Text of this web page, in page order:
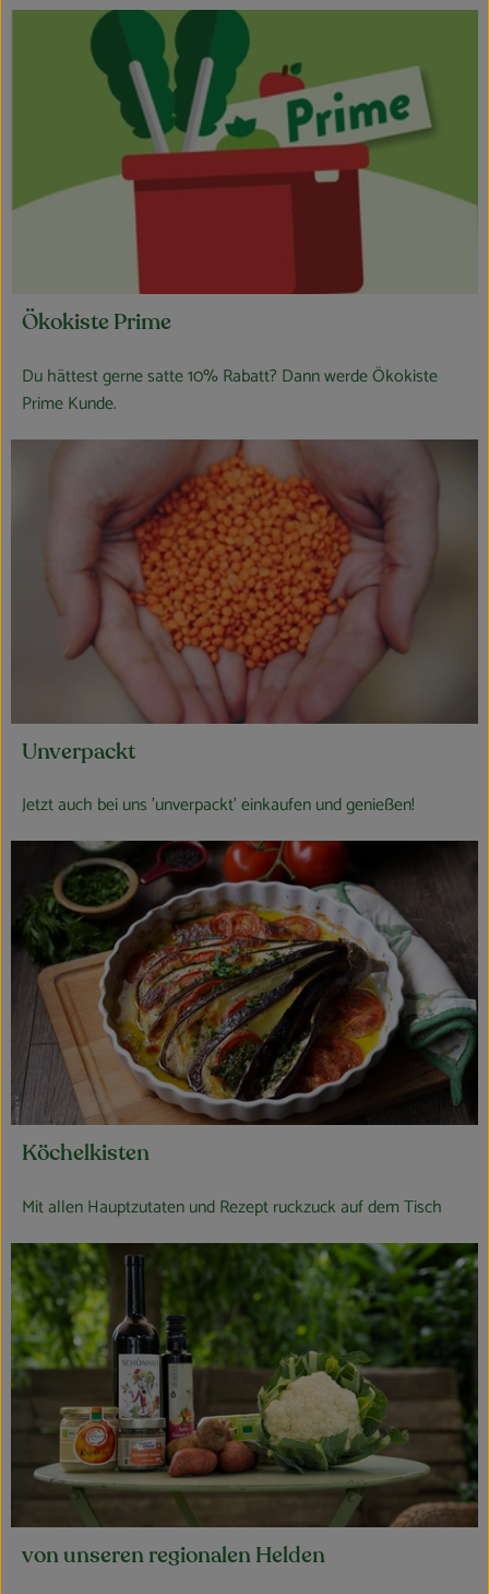
Ökokiste Prime
Du hättest gerne satte 10% Rabatt? Dann werde Ökokiste
Prime Kunde.
Unverpackt
Jetzt auch bei uns 'unverpackt' einkaufen und genießen!
Köchelkisten
Mit allen Hauptzutaten und Rezept ruckzuck auf dem Tisch
von unseren regionalen Helden